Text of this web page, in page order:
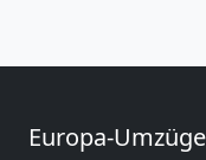
Europa-Umzüge